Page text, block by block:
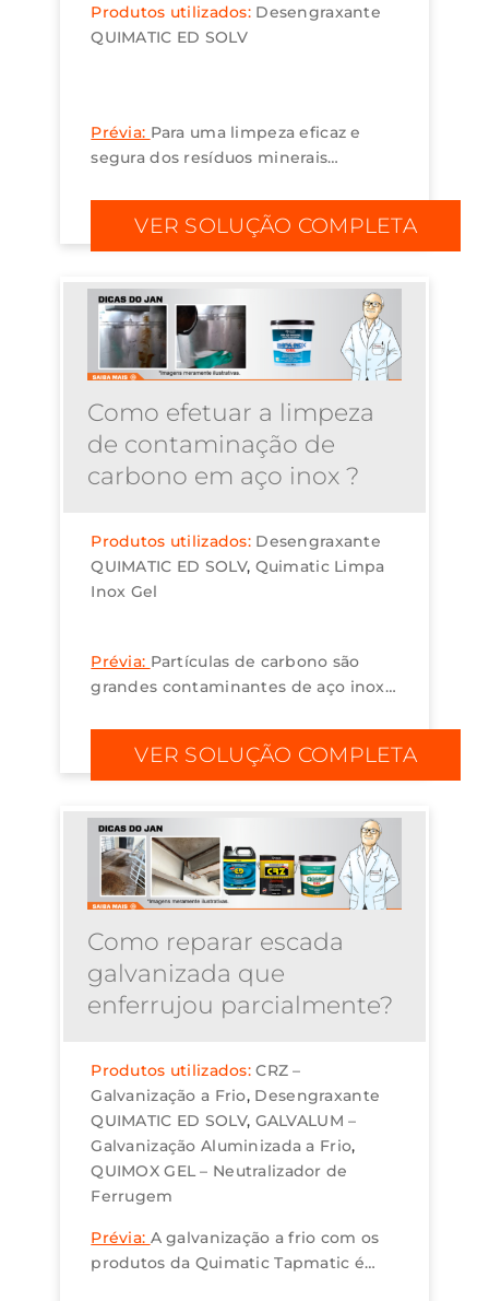
Produtos utilizados: Desengraxante
QUIMATIC ED SOLV
Prévia: Para uma limpeza eficaz e
segura dos resíduos minerais
desengraxante à base de água
Quimatic ED SOLV....
VER SOLUÇÃO COMPLETA
Como efetuar a limpeza
de contaminação de
carbono em aço inox ?
Produtos utilizados: Desengraxante
QUIMATIC ED SOLV Quimatic Limpa
Inox Gel
Prévia: Partículas de carbono são
grandes contaminantes de aço inox,
sugerimos o uso do Limpa Inox Gel –
decapante para...
VER SOLUÇÃO COMPLETA
Como reparar escada
galvanizada que
enferrujou parcialmente?
Produtos utilizados:CRZ –
Galvanização a Frio Desengraxante
QUIMATIC ED SOLV GALVALUM –
Galvanização Aluminizada a Frio
QUIMOX GEL – Neutralizador de
Ferrugem
Prévia: A galvanização a frio com os
produtos da Quimatic Tapmatic é